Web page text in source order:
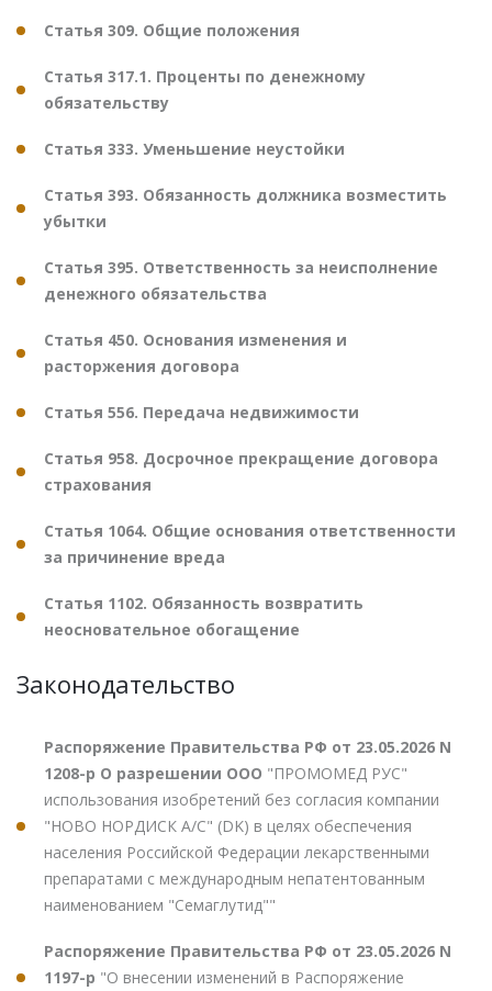
Статья 309. Общие положения
Статья 317.1. Проценты по денежному
обязательству
Статья 333. Уменьшение неустойки
Статья 393. Обязанность должника возместить
убытки
Статья 395. Ответственность за неисполнение
денежного обязательства
Статья 450. Основания изменения и
расторжения договора
Статья 556. Передача недвижимости
Статья 958. Досрочное прекращение договора
страхования
Статья 1064. Общие основания ответственности
за причинение вреда
Статья 1102. Обязанность возвратить
неосновательное обогащение
Законодательство
Распоряжение Правительства РФ от 23.05.2026 N
1208-р О разрешении ООО "ПРОМОМЕД РУС"
использования изобретений без согласия компании
"НОВО НОРДИСК А/С" (DK) в целях обеспечения
населения Российской Федерации лекарственными
препаратами с международным непатентованным
наименованием "Семаглутид""
Распоряжение Правительства РФ от 23.05.2026 N
1197-р "О внесении изменений в Распоряжение